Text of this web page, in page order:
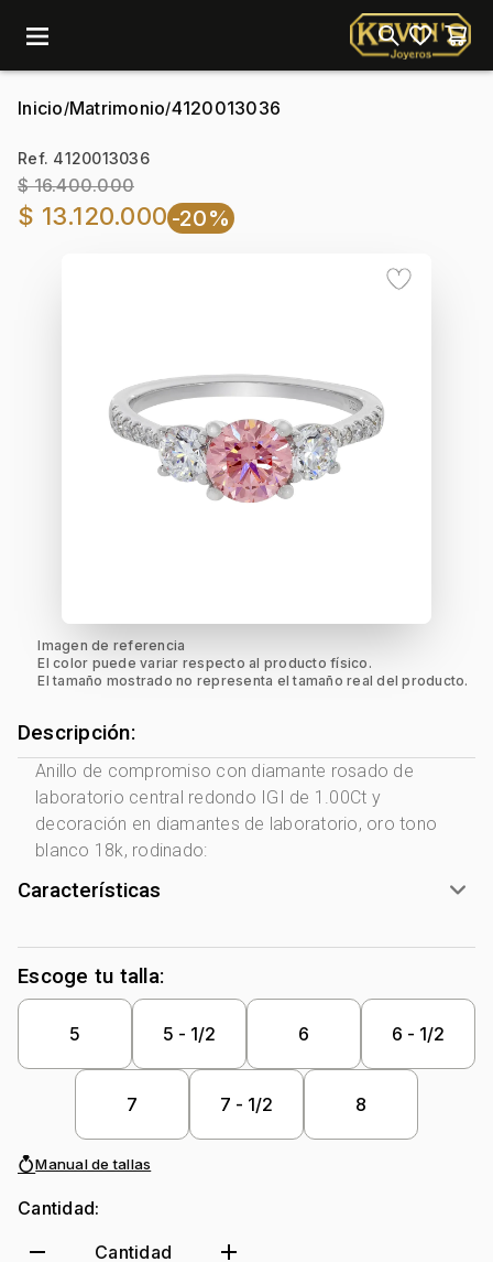
menu
Inicio/Matrimonio/4120013036
Ref. 4120013036
$ 16.400.000
$ 13.120.000 -20%
Imagen de referencia
El color puede variar respecto al producto físico.
El tamaño mostrado no representa el tamaño real del producto.
Descripción:
Anillo de compromiso con diamante rosado de
laboratorio central redondo IGI de 1.00Ct y
decoración en diamantes de laboratorio, oro tono
blanco 18k, rodinado:
Características
Tono Metal: Blanco
Metal: Oro 18 Kilates
Peso piedra central:
Piedra central:
Diamante Laboratorio
Piedra
decoración:
Diamante Laboratorio, Diamante
Laboratorio
Escoge tu talla:
5 5 - 1/2 6 6 - 1/2
7 7 - 1/2 8
Manual de tallas
Cantidad:
remove Cantidad add